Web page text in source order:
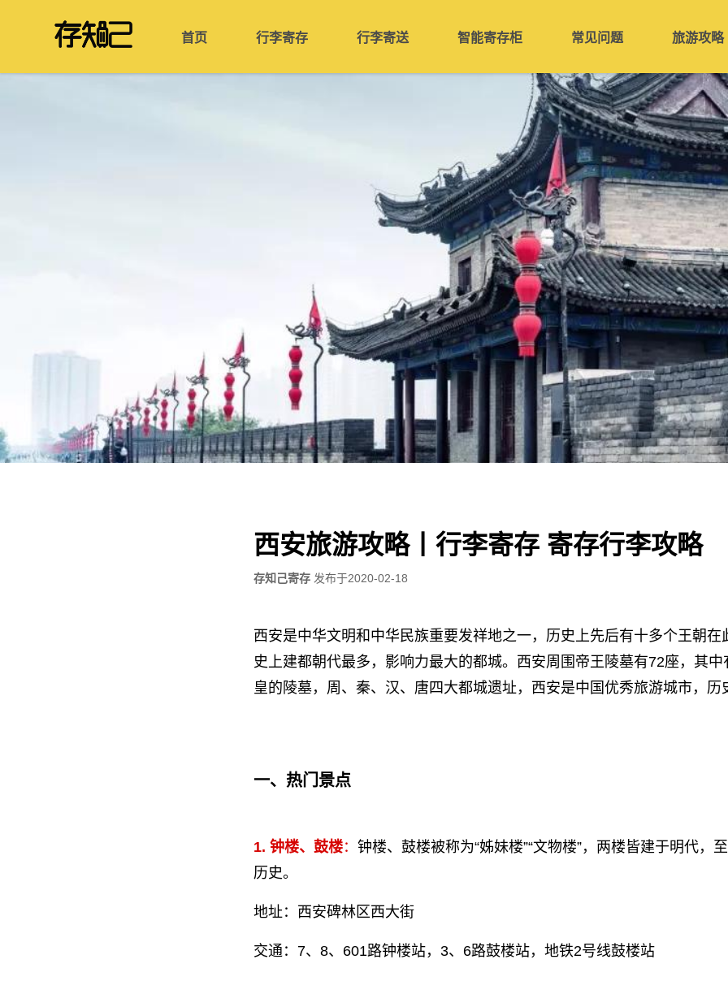
首页 行李寄存 行李寄送 智能寄存柜 常见问题 旅游攻略
西安旅游攻略丨行李寄存 寄存行李攻略
存知己寄存 发布于2020-02-18
西安是中华文明和中华民族重要发祥地之一，历史上先后有十多个王朝在
史上建都朝代最多，影响力最大的都城。西安周围帝王陵墓有72座，其中
皇的陵墓，周、秦、汉、唐四大都城遗址，西安是中国优秀旅游城市，历
一、热门景点
1. 钟楼、鼓楼： 钟楼、鼓楼被称为“姊妹楼”“文物楼”，两楼皆建于明代，
历史。
地址：西安碑林区西大街
交通：7、8、601路钟楼站，3、6路鼓楼站，地铁2号线鼓楼站